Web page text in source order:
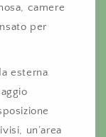
camere
per
esterna
un’area